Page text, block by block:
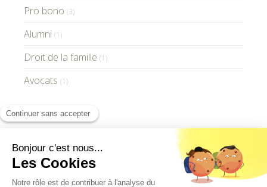
Pro bono (3)
Alumni (1)
Droit de la famille (1)
Avocats (1)
GV Paris Avocats © 2021 - Tous droits réservés
-Mentions Légales- Plan du site